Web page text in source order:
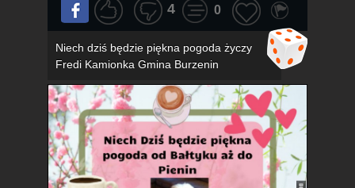
4 0
Niech dziś będzie piękna pogoda życzy
Fredi Kamionka Gmina Burzenin